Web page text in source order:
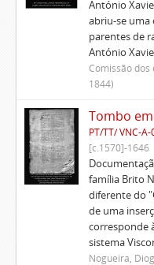
António
abriu-se uma
parentes de
António
Comissão
1844)
PT/TT/ VNC-A-
[c.1570]-1646
família Brito
diferente do
de uma
corresponde
sistema
Nogueira,